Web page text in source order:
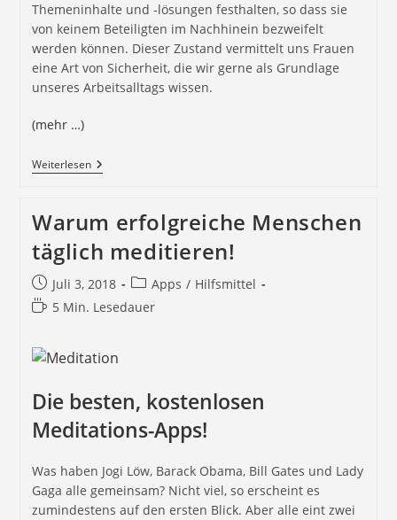
Themeninhalte und -lösungen festhalten, so dass sie
von keinem Beteiligten im Nachhinein bezweifelt
werden können. Dieser Zustand vermittelt uns Frauen
eine Art von Sicherheit, die wir gerne als Grundlage
unseres Arbeitsalltags wissen.
(mehr …)
Weiterlesen
Warum erfolgreiche Menschen
täglich meditieren!
Juli 3, 2018 Apps / Hilfsmittel
5 Min. Lesedauer
Die besten, kostenlosen
Meditations-Apps!
Was haben Jogi Löw, Barack Obama, Bill Gates und Lady
Gaga alle gemeinsam? Nicht viel, so erscheint es
zumindestens auf den ersten Blick. Aber alle eint zwei